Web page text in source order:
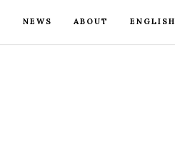
NEWS ABOUT ENGLISH